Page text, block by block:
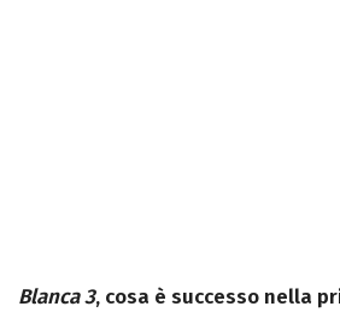
Blanca 3, cosa è successo nella